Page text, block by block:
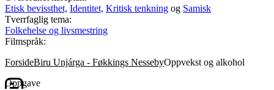
Etisk bevissthet, Identitet, Kritisk tenkning og Samisk
Tverrfaglig tema:
Folkehelse og livsmestring
Filmspråk:
ForsideBiru Unjárga - Føkkings NessebyOppvekst og alkohol
Oppgave